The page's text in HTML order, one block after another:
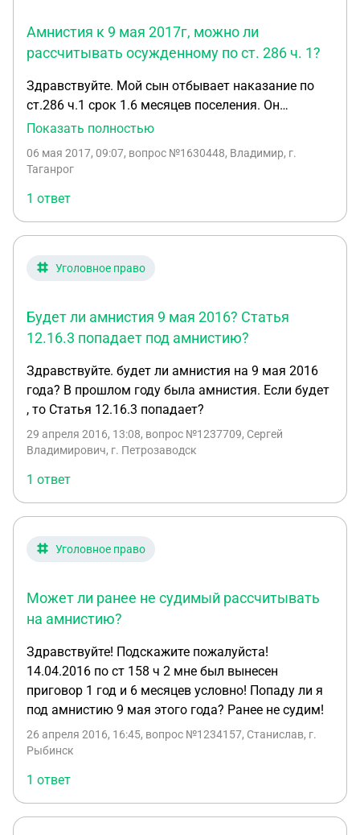
Амнистия к 9 мая 2017г, можно ли
рассчитывать осужденному по ст. 286 ч. 1?
Здравствуйте. Мой сын отбывает наказание по
ст.286 ч.1 срок 1.6 месяцев поселения. Он
инвалид 2й группы, у него наиждевении
Может он рассчитать на амнистию к 9 мая 2017.
Показать полностью
06 мая 2017, 09:07, вопрос №1630448, Владимир, г.
Таганрог
1 ответ
Уголовное право
Будет ли амнистия 9 мая 2016? Статья
12.16.3 попадает под амнистию?
Здравствуйте. будет ли амнистия на 9 мая 2016
года? В прошлом году была амнистия. Если будет
, то Статья 12.16.3 попадает?
29 апреля 2016, 13:08, вопрос №1237709, Сергей
Владимирович, г. Петрозаводск
1 ответ
Уголовное право
Может ли ранее не судимый рассчитывать
на амнистию?
Здравствуйте! Подскажите пожалуйста!
14.04.2016 по ст 158 ч 2 мне был вынесен
приговор 1 год и 6 месяцев условно! Попаду ли я
под амнистию 9 мая этого года? Ранее не судим!
26 апреля 2016, 16:45, вопрос №1234157, Станислав, г.
Рыбинск
1 ответ